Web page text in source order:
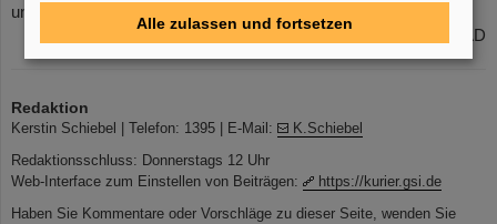
unter
Gruppe PER-PAD
Redaktion
Kerstin Schiebel | Telefon: 1395 | E-Mail:
K.Schiebel
Redaktionsschluss: Donnerstags 12 Uhr
Web-Interface zum Einstellen von Beiträgen:
https://kurier.gsi.de
Haben Sie Kommentare oder Vorschläge zu dieser Seite, wenden Sie
Alle zulassen und fortsetzen